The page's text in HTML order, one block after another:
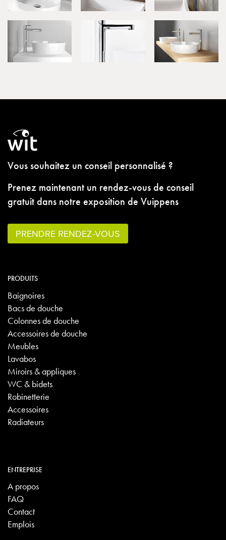
Vous souhaitez un conseil personnalisé ?
Prenez maintenant un rendez-vous de conseil
gratuit dans notre exposition de Vuippens
PRENDRE RENDEZ-VOUS
PRODUITS
Baignoires
Bacs de douche
Colonnes de douche
Accessoires de douche
Meubles
Lavabos
Miroirs & appliques
WC & bidets
Robinetterie
Accessoires
Radiateurs
ENTREPRISE
A propos
FAQ
Contact
Emplois